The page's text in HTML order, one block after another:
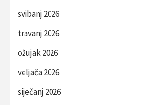
svibanj 2026
travanj 2026
ožujak 2026
veljača 2026
siječanj 2026